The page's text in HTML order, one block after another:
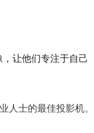
。
让他们专注于自己
人士的最佳投影机。